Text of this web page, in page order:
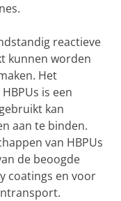
reactieve
kunnen worden
Het
is een
kan
aan te binden.
van HBPUs
de beoogde
coatings en voor